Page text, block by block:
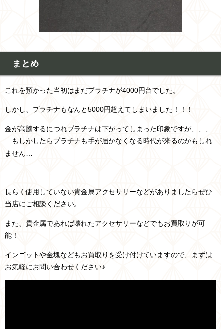
まとめ
これを預かった当初はまだプラチナが4000円台でした。
しかし、プラチナもなんと5000円超えてしまいました！！！
金が高騰するにつれプラチナは下がってしまった印象ですが、、、
もしかしたらプラチナも手が届かなくなる時代が来るのかもしれ
ません…
長らく使用していない貴金属アクセサリーなどがありましたらぜひ
当店にご相談ください。
また、貴金属であれば壊れたアクセサリーなどでもお買取りが可
能！
インゴットや金塊などもお買取りを受け付けていますので、まずは
お気軽にお問い合わせください♪